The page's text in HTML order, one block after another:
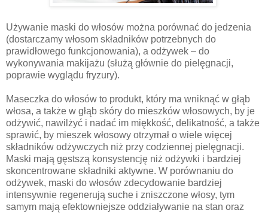
Używanie maski do włosów można porównać do jedzenia
(dostarczamy włosom składników potrzebnych do
prawidłowego funkcjonowania), a odżywek – do
wykonywania makijażu (służą głównie do pielęgnacji,
poprawie wyglądu fryzury).
Maseczka do włosów to produkt, który ma wniknąć w głąb
włosa, a także w głąb skóry do mieszków włosowych, by je
odżywić, nawilżyć i nadać im miękkość, delikatność, a także
sprawić, by mieszek włosowy otrzymał o wiele więcej
składników odżywczych niż przy codziennej pielęgnacji.
Maski mają gęstszą konsystencję niż odżywki i bardziej
skoncentrowane składniki aktywne. W porównaniu do
odżywek, maski do włosów zdecydowanie bardziej
intensywnie regenerują suche i zniszczone włosy, tym
samym mają efektowniejsze oddziaływanie na stan oraz